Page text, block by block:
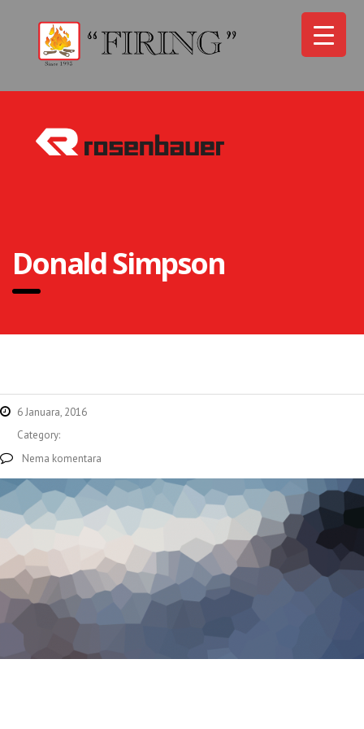
Donald Simpson
6 Januara, 2016
Category:
Nema komentara